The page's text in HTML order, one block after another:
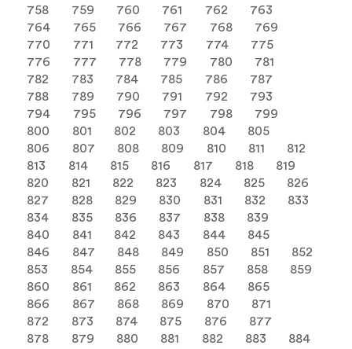
758
759 760 761 762
763
764
765 766 767 768
769
770
771 772 773 774
775
776
777 778 779 780
781
782
783 784 785 786
787
788
789 790 791 792
793
794
795 796 797 798
799
800
801 802 803 804
805
806
807 808 809 810 811
812
813
814 815 816 817 818
819
820
821 822 823 824 825
826
827
828 829 830 831 832
833
834
835 836 837 838
839
840
841 842 843 844
845
846
847 848 849 850 851
852
853
854 855 856 857 858
859
860
861 862 863 864
865
866
867 868 869 870
871
872
873 874 875 876
877
878
879 880 881 882 883
884